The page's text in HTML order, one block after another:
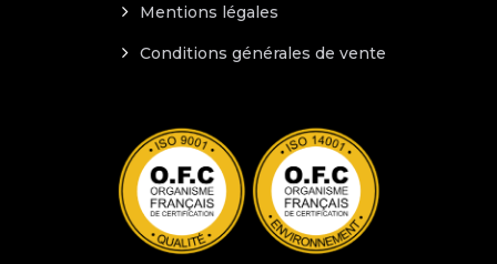
Mentions légales
Conditions générales de vente